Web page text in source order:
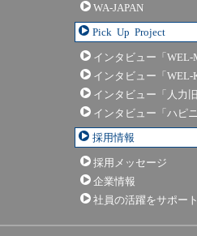
WA-JAPAN
Pick Up Project
インタビュー「WEL-
インタビュー「WEL-
インタビュー「人力
インタビュー「ハピ
採用情報
採用メッセージ
企業情報
社員の活躍をサポー